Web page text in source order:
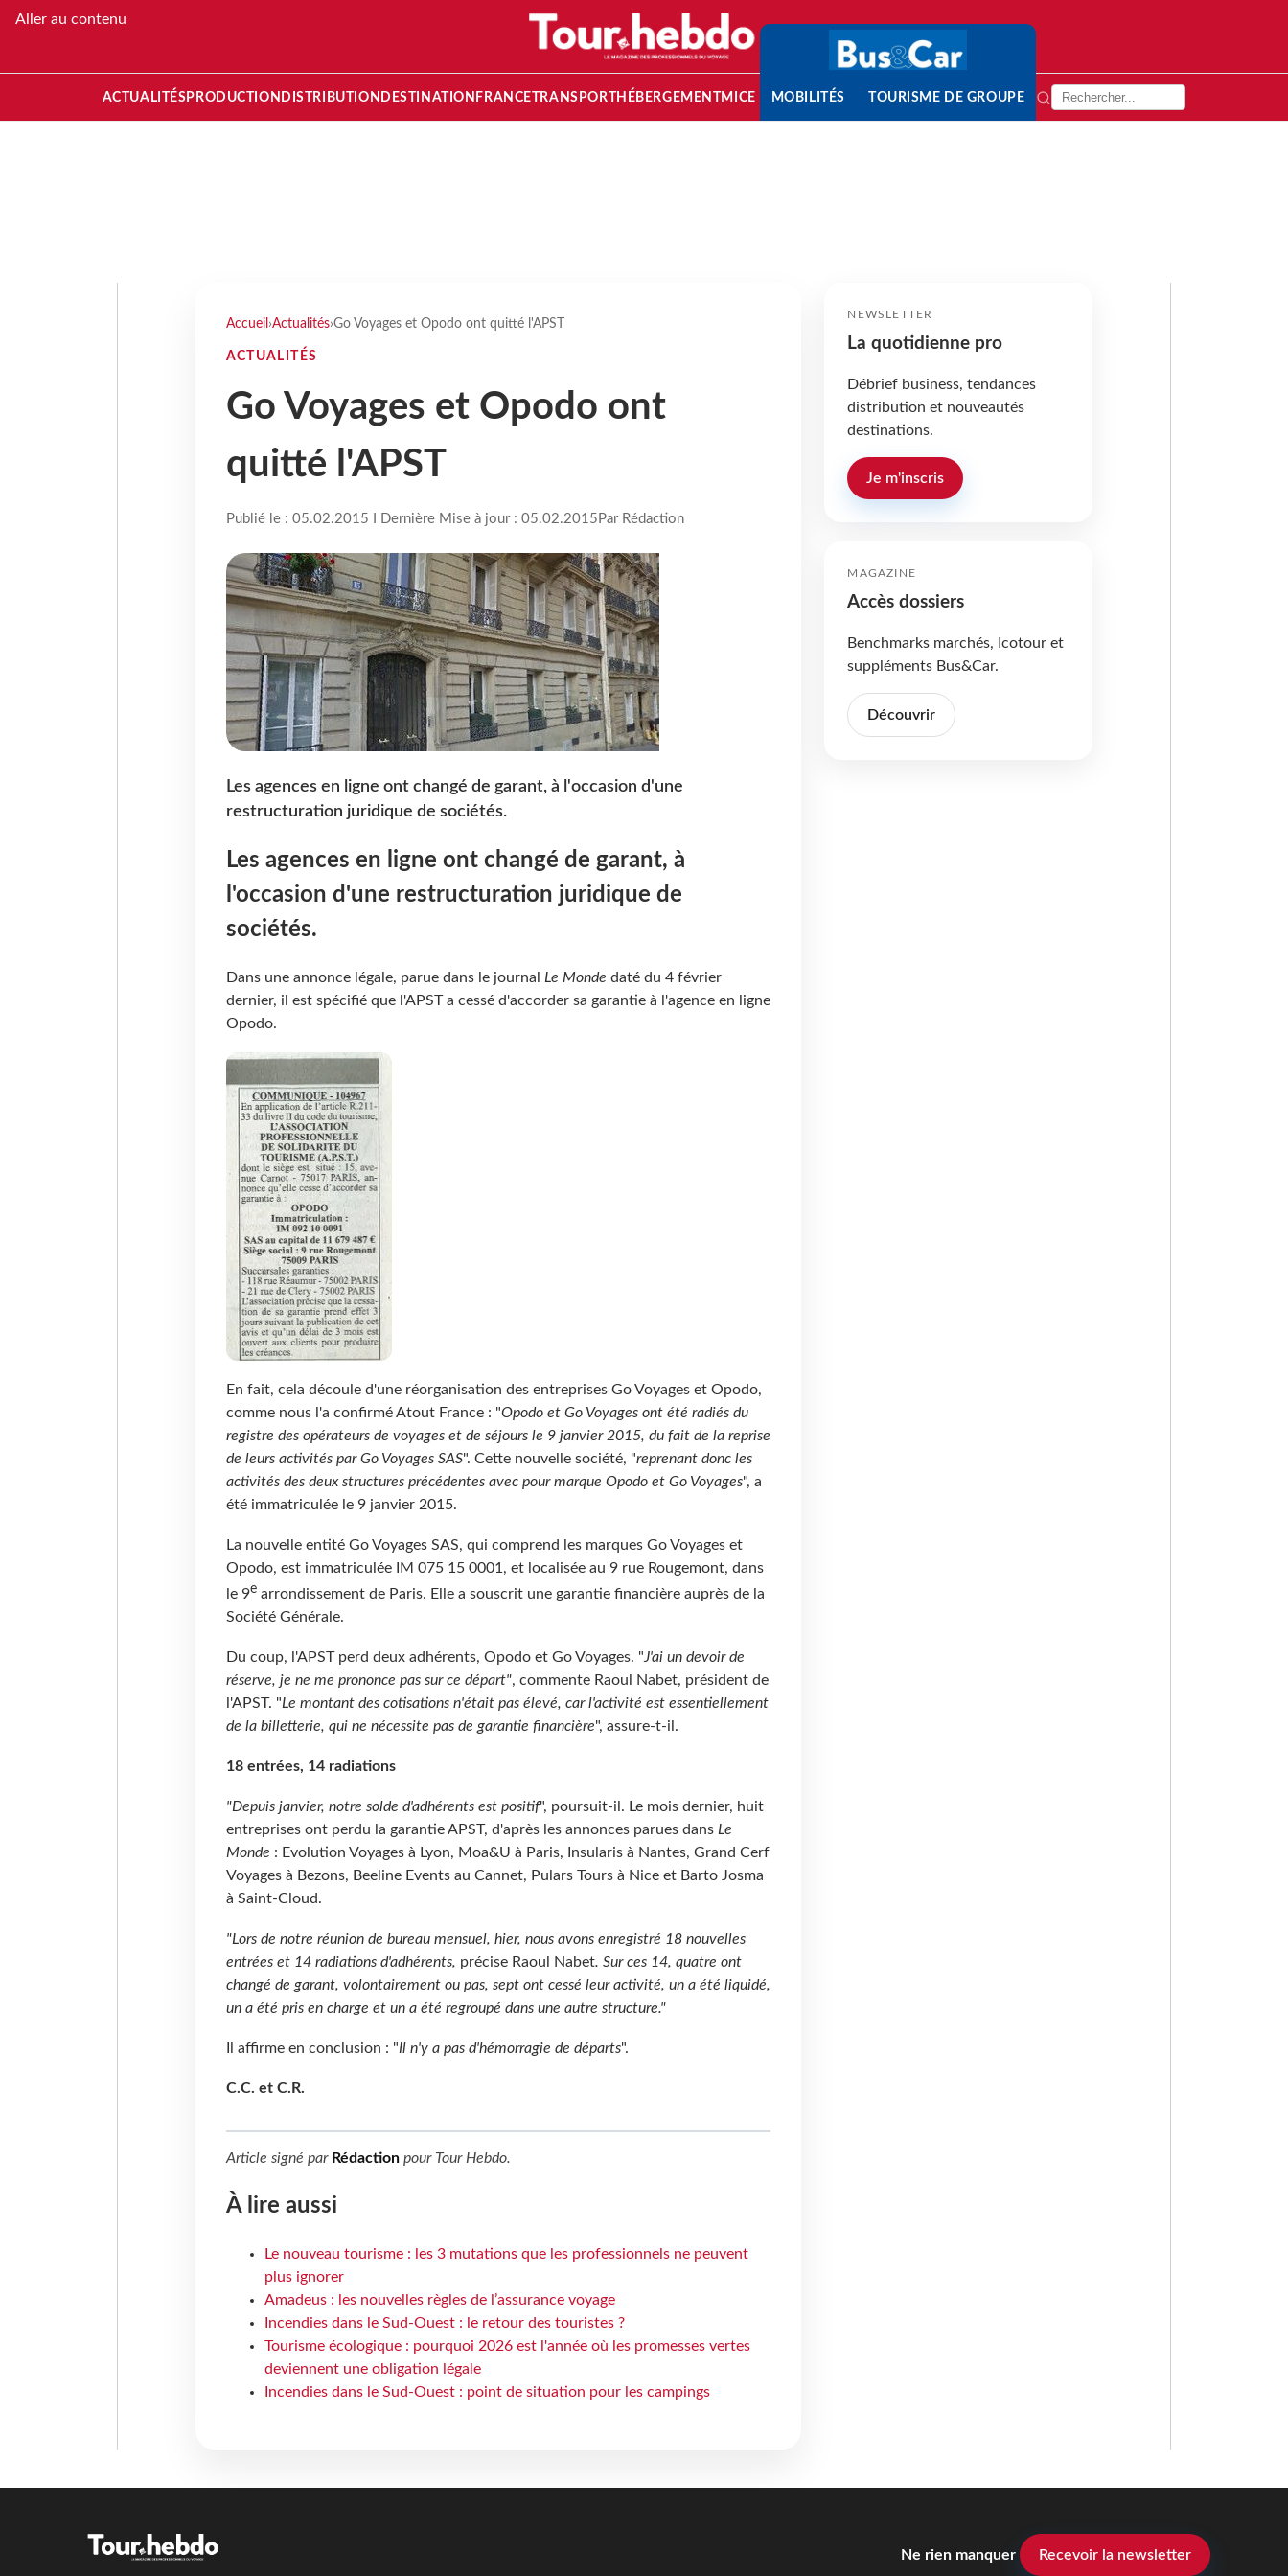
Aller au contenu
ACTUALITÉS PRODUCTION DISTRIBUTION DESTINATION FRANCETRANSPORT HÉBERGEMENTMICE MOBILITÉS TOURISME DE GROUPE
Accueil ›Actualités›Go Voyages et Opodo ont quitté l'APST
ACTUALITÉS
Go Voyages et Opodo ont
quitté l'APST
Publié le : 05.02.2015 I Dernière Mise à jour : 05.02.2015 Par Rédaction
Les agences en ligne ont changé de garant, à l'occasion d'une
restructuration juridique de sociétés.
Les agences en ligne ont changé de garant, à
l'occasion d'une restructuration juridique de
sociétés.
Dans une annonce légale, parue dans le journal Le Monde daté du 4 février
dernier, il est spécifié que l'APST a cessé d'accorder sa garantie à l'agence en ligne
Opodo.
En fait, cela découle d'une réorganisation des entreprises Go Voyages et Opodo,
comme nous l'a confirmé Atout France : "Opodo et Go Voyages ont été radiés du
registre des opérateurs de voyages et de séjours le 9 janvier 2015, du fait de la reprise
de leurs activités par Go Voyages SAS". Cette nouvelle société, "reprenant donc les
activités des deux structures précédentes avec pour marque Opodo et Go Voyages", a
été immatriculée le 9 janvier 2015.
La nouvelle entité Go Voyages SAS, qui comprend les marques Go Voyages et
Opodo, est immatriculée IM 075 15 0001, et localisée au 9 rue Rougemont, dans
le 9earrondissement de Paris. Elle a souscrit une garantie financière auprès de la
Société Générale.
Du coup, l'APST perd deux adhérents, Opodo et Go Voyages. "J'ai un devoir de
réserve, je ne me prononce pas sur ce départ", commente Raoul Nabet, président de
l'APST. "Le montant des cotisations n'était pas élevé, car l'activité est essentiellement
de la billetterie, qui ne nécessite pas de garantie financière", assure-t-il.
18 entrées, 14 radiations
"Depuis janvier, notre solde d'adhérents est positif", poursuit-il. Le mois dernier, huit
entreprises ont perdu la garantie APST, d'après les annonces parues dans Le
Monde : Evolution Voyages à Lyon, Moa&U à Paris, Insularis à Nantes, Grand Cerf
Voyages à Bezons, Beeline Events au Cannet, Pulars Tours à Nice et Barto Josma
à Saint-Cloud.
"Lors de notre réunion de bureau mensuel, hier, nous avons enregistré 18 nouvelles
entrées et 14 radiations d'adhérents, précise Raoul Nabet. Sur ces 14, quatre ont
changé de garant, volontairement ou pas, sept ont cessé leur activité, un a été liquidé,
un a été pris en charge et un a été regroupé dans une autre structure."
Il affirme en conclusion : "Il n'y a pas d'hémorragie de départs".
C.C. et C.R.
Article signé par Rédactionpour Tour Hebdo.
À lire aussi
Le nouveau tourisme : les 3 mutations que les professionnels ne peuvent
plus ignorer
Amadeus : les nouvelles règles de l’assurance voyage
Incendies dans le Sud-Ouest : le retour des touristes ?
Tourisme écologique : pourquoi 2026 est l'année où les promesses vertes
deviennent une obligation légale
Incendies dans le Sud-Ouest : point de situation pour les campings
NEWSLETTER
La quotidienne pro
Débrief business, tendances
distribution et nouveautés
destinations.
Je m'inscris
MAGAZINE
Accès dossiers
Benchmarks marchés, Icotour et
suppléments Bus&Car.
Découvrir
Ne rien manquer Recevoir la newsletter